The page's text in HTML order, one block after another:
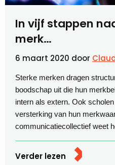
In vijf stappen
merk…
6 maart 2020 door
Sterke merken dragen
boodschap uit die hun
intern als extern. Ook
versterking van hun
communicatiecollectief weet
Verder lezen